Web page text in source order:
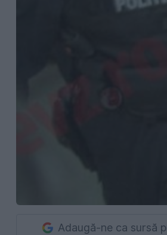
Adaugă-ne ca sursă